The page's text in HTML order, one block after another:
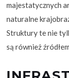
majestatycznych
naturalne
Struktury te nie
są również